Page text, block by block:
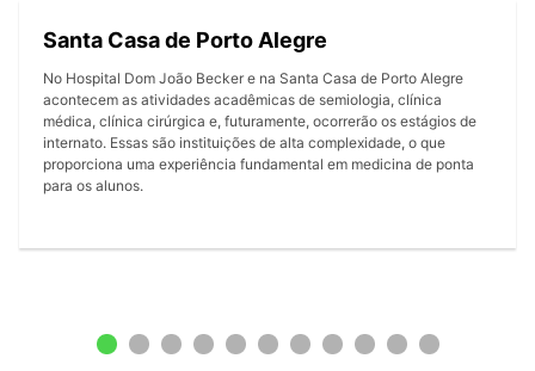
Santa Casa de Porto Alegre
No Hospital Dom João Becker e na Santa Casa de Porto Alegre
acontecem as atividades acadêmicas de semiologia, clínica
médica, clínica cirúrgica e, futuramente, ocorrerão os estágios de
internato. Essas são instituições de alta complexidade, o que
proporciona uma experiência fundamental em medicina de ponta
para os alunos.